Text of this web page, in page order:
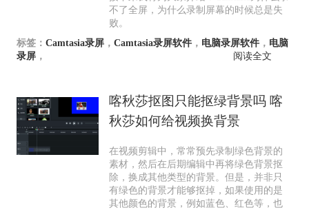
不了全屏，为什么录制屏幕的时候总是失
败。
标签： Camtasia录屏， Camtasia录屏软件， 电脑录屏软件， 电脑
录屏， 阅读全文
喀秋莎抠图只能抠绿背景吗 喀
秋莎如何给视频换背景
在视频剪辑中，常常预先录制绿色背景的
素材，然后在后期编辑中再将绿色背景抠
除，换成其他类型的背景。但是，并非只
有绿色的背景才能够抠掉，如果使用的是
其他颜色的背景，例如蓝色、红色等，也